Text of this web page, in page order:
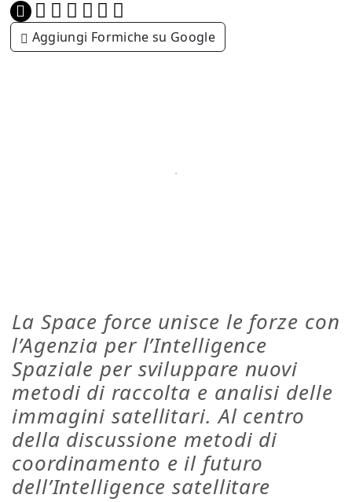
Aggiungi Formiche su Google
La Space force unisce le forze con
l’Agenzia per l’Intelligence
Spaziale per sviluppare nuovi
metodi di raccolta e analisi delle
immagini satellitari. Al centro
della discussione metodi di
coordinamento e il futuro
dell’Intelligence satellitare